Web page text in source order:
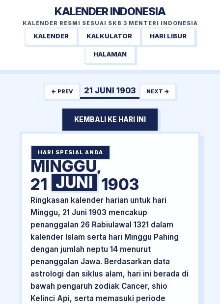
KALENDER INDONESIA
KALENDER RESMI SESUAI SKB 3 MENTERI INDONESIA
KALENDER KALKULATOR HARI LIBUR
HALAMAN
← PREV 21 JUNI 1903 NEXT →
KEMBALI KE HARI INI
HARI SPESIAL ANDA
MINGGU,
21 JUNI 1903
Ringkasan kalender harian untuk hari
Minggu, 21 Juni 1903 mencakup
penanggalan 26 Rabiulawal 1321 dalam
kalender Islam serta hari Minggu Pahing
dengan jumlah neptu 14 menurut
penanggalan Jawa. Berdasarkan data
astrologi dan siklus alam, hari ini berada di
bawah pengaruh zodiak Cancer, shio
Kelinci Api, serta memasuki periode